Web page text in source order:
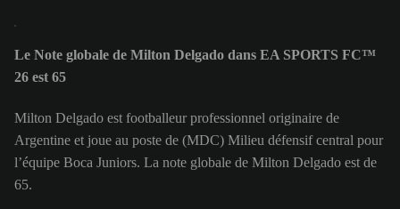
Le Note globale de Milton Delgado dans EA SPORTS FC™
26 est 65
Milton Delgado est footballeur professionnel originaire de
Argentine et joue au poste de (MDC) Milieu défensif central pour
l’équipe Boca Juniors. La note globale de Milton Delgado est de
65.